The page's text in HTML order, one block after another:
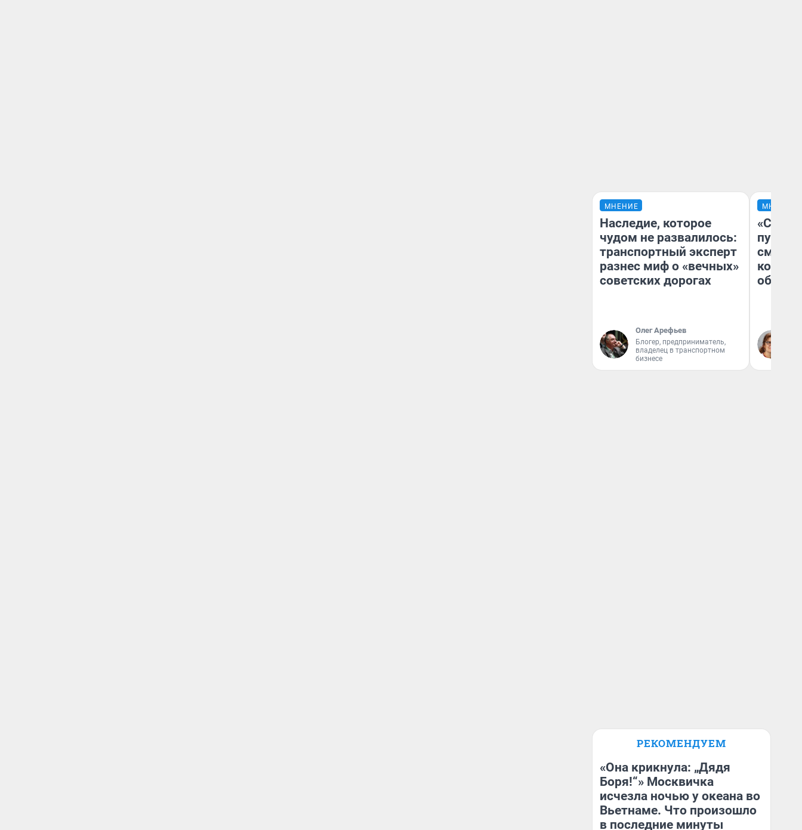
МНЕНИЕ
Наследие, которое
чудом не развалилось:
транспортный эксперт
разнес миф о «вечных»
советских дорогах
Олег Арефьев
Блогер, предприниматель,
владелец в транспортном
бизнесе
МНЕНИЕ
РЕКОМЕНДУЕМ
«Она крикнула: „Дядя
Боря!“» Москвичка
исчезла ночью у океана во
Вьетнаме. Что произошло
в последние минуты